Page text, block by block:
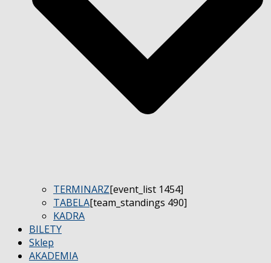
TERMINARZ[event_list 1454]
TABELA[team_standings 490]
KADRA
BILETY
Sklep
AKADEMIA